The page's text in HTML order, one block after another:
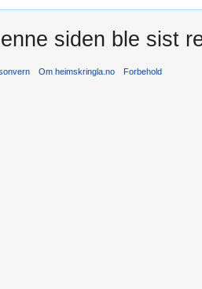
siden ble sist
Om heimskringla.no Forbehold